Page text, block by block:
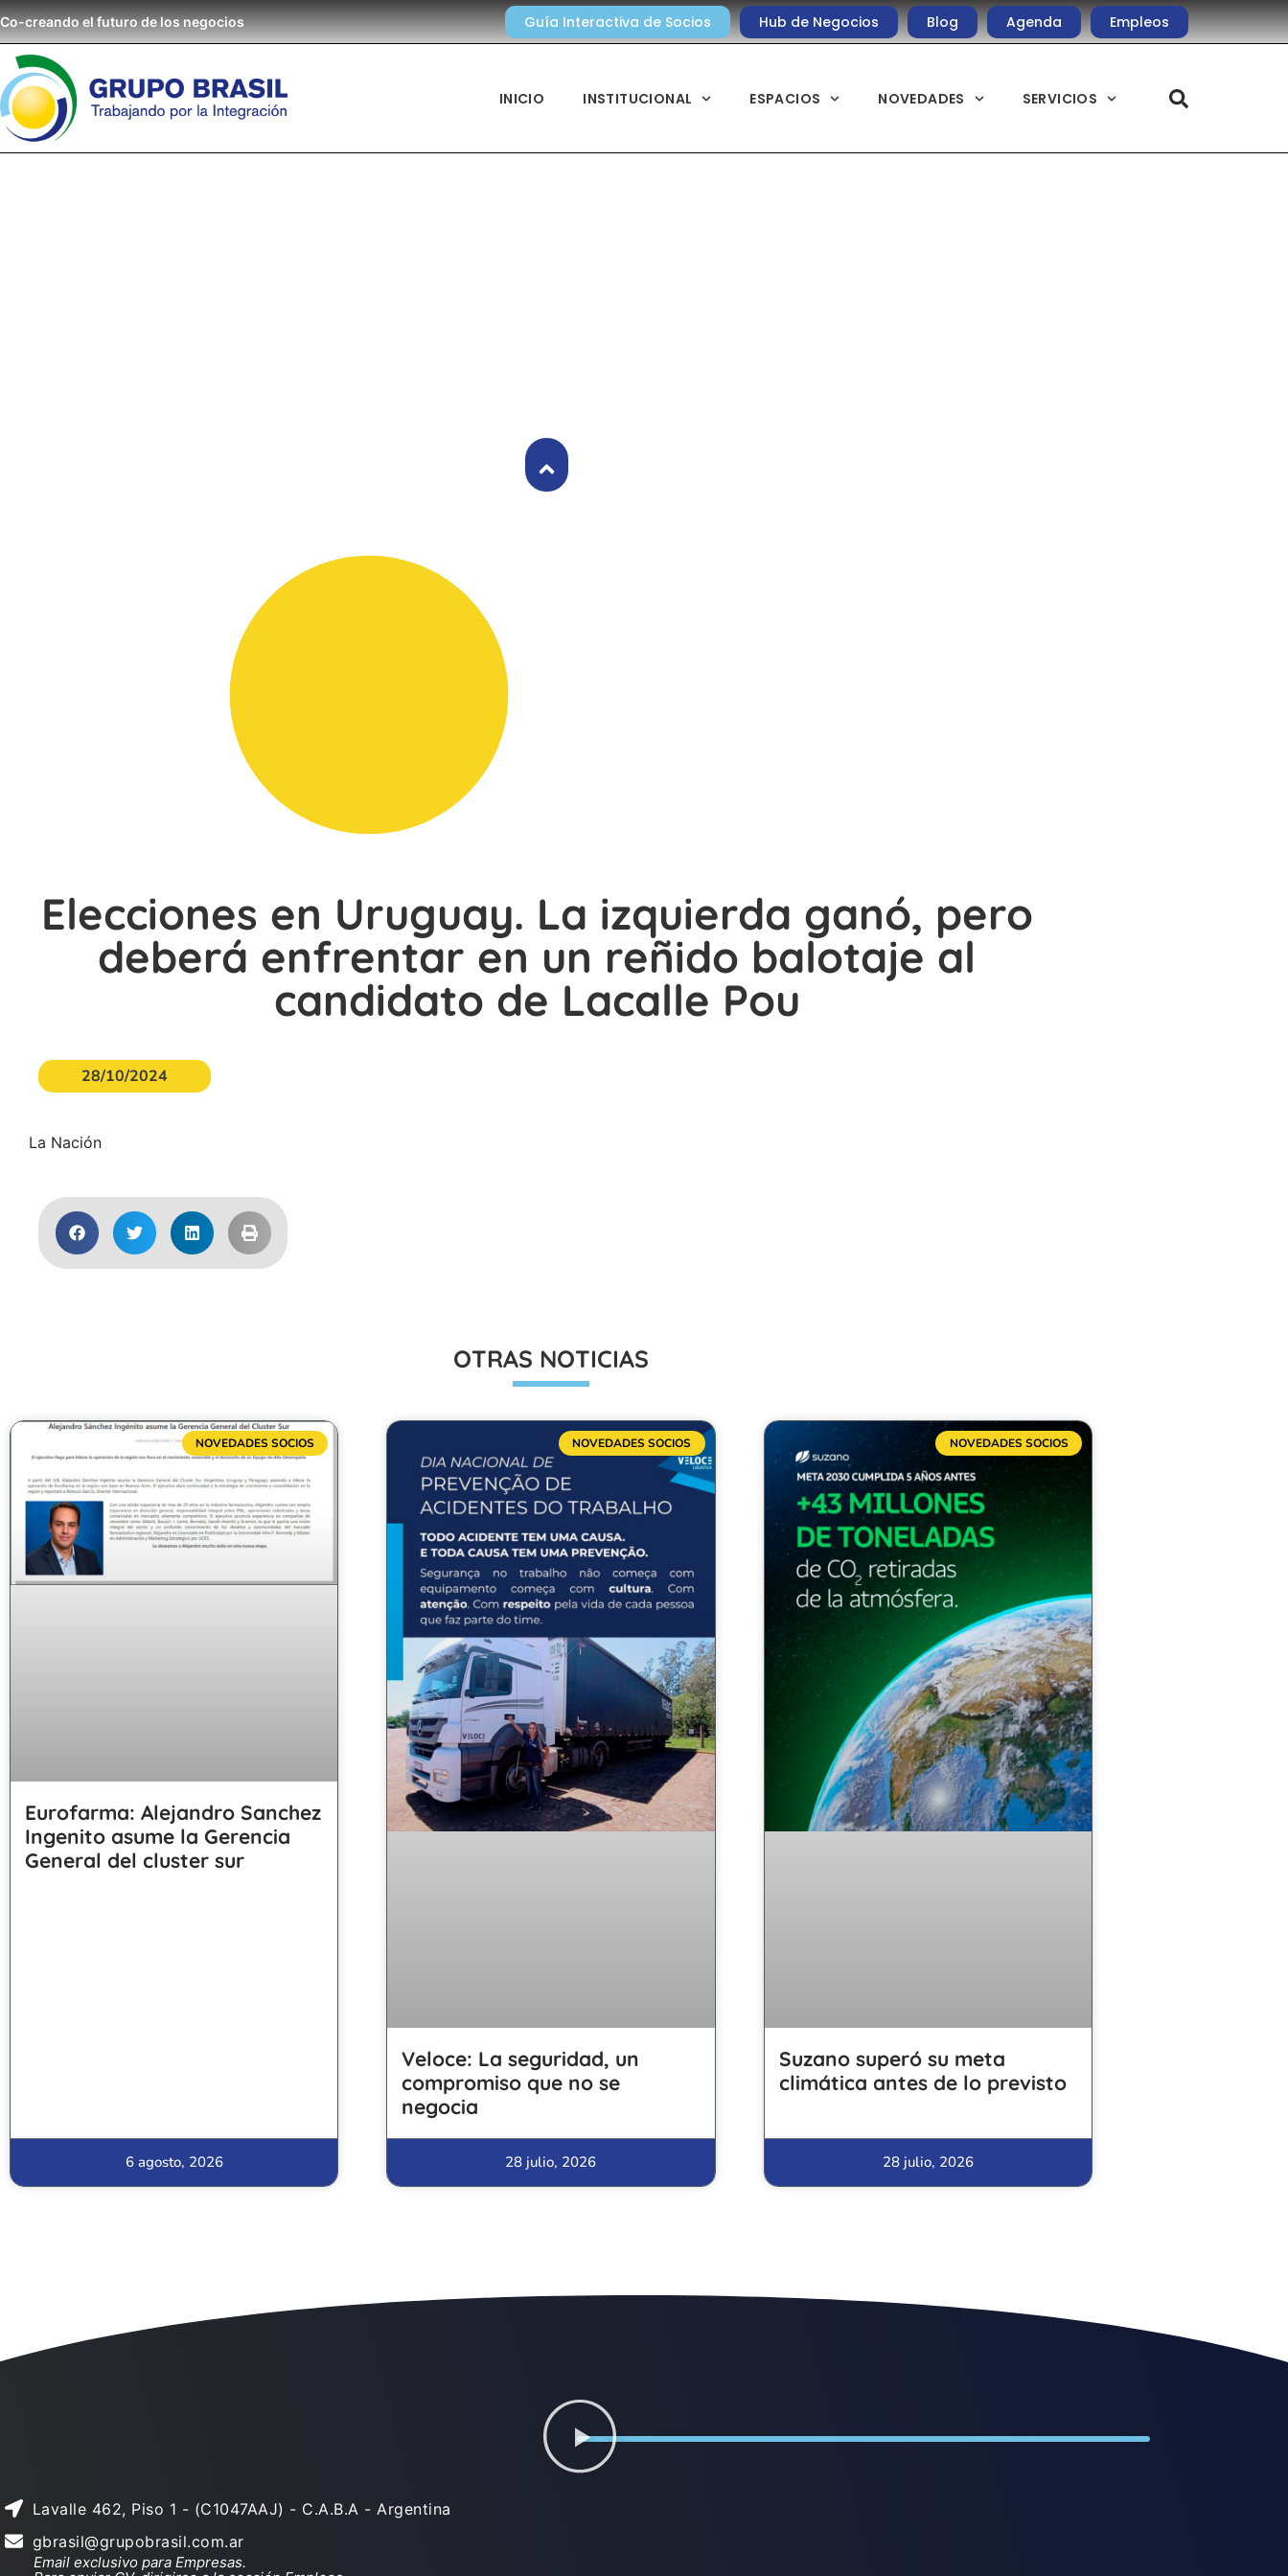
Co-creando el futuro de los negocios Guía Interactiva de Socios Hub de Negocios Blog Agenda Empleos
INICIO INSTITUCIONAL ESPACIOS NOVEDADES SERVICIOS
Elecciones en Uruguay. La izquierda ganó, pero
deberá enfrentar en un reñido balotaje al
candidato de Lacalle Pou
28/10/2024
La Nación
OTRAS NOTICIAS
NOVEDADES SOCIOS
Eurofarma: Alejandro Sanchez
Ingenito asume la Gerencia
General del cluster sur
6 agosto, 2026
NOVEDADES SOCIOS
Veloce: La seguridad, un
compromiso que no se
negocia
28 julio, 2026
NOVEDADES SOCIOS
Suzano superó su meta
climática antes de lo previsto
28 julio, 2026
Lavalle 462, Piso 1 - (C1047AAJ) - C.A.B.A - Argentina
gbrasil@grupobrasil.com.ar
Email exclusivo para Empresas.